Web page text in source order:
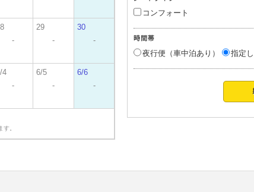
-
29
-
30
-
4
-
6/5
-
6/6
-
。
コンフォート
夜行便（車中泊あり） 指定